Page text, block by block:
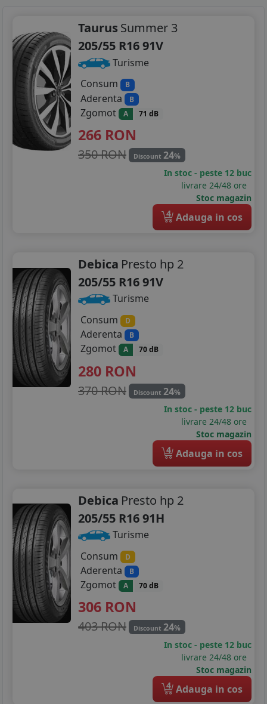
215/55R16
215/65R16
205/55R17
215/50R17
235/55R17
Taurus Summer 3
205/55 R16 91V
Turisme
Consum
B
Aderenta B
Zgomot A 71 dB
266 RON
350 RON Discount 24%
In stoc - peste 12 buc
livrare 24/48 ore
Stoc magazin
4 Adauga in cos
Debica Presto hp 2
205/55 R16 91V
Turisme
Consum
D
Aderenta B
Zgomot A 70 dB
280 RON
370 RON Discount 24%
In stoc - peste 12 buc
livrare 24/48 ore
Stoc magazin
4 Adauga in cos
Debica Presto hp 2
205/55 R16 91H
Turisme
Consum
D
Aderenta B
Zgomot A 70 dB
306 RON
403 RON Discount 24%
In stoc - peste 12 buc
livrare 24/48 ore
Stoc magazin
4 Adauga in cos